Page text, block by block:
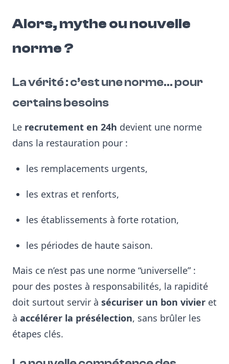
Alors, mythe ou nouvelle
norme ?
La vérité : c’est une norme… pour
certains besoins
Le recrutement en 24h devient une norme
dans la restauration pour :
les remplacements urgents,
les extras et renforts,
les établissements à forte rotation,
les périodes de haute saison.
Mais ce n’est pas une norme “universelle” :
pour des postes à responsabilités, la rapidité
doit surtout servir à sécuriser un bon vivier et
à accélérer la présélection, sans brûler les
étapes clés.